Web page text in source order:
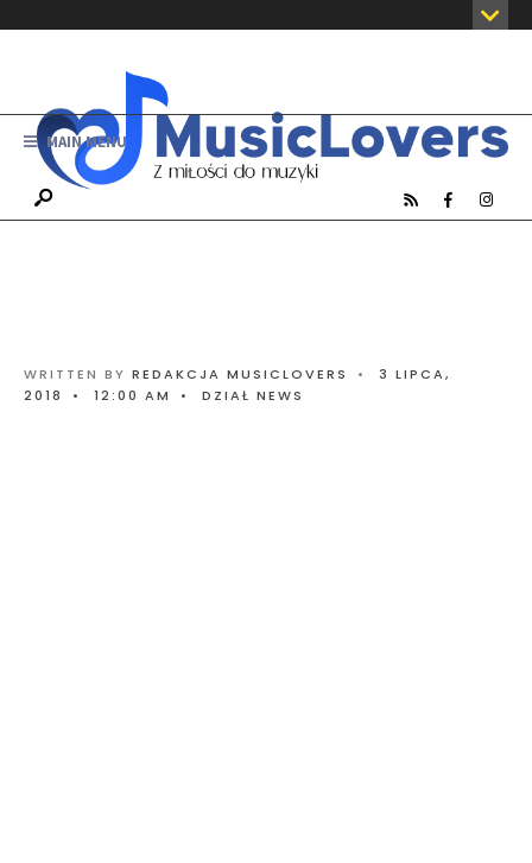
MAIN MENU
WRITTEN BY REDAKCJA MUSICLOVERS •
3 LIPCA,
2018
• 12:00 AM • DZIAŁ NEWS